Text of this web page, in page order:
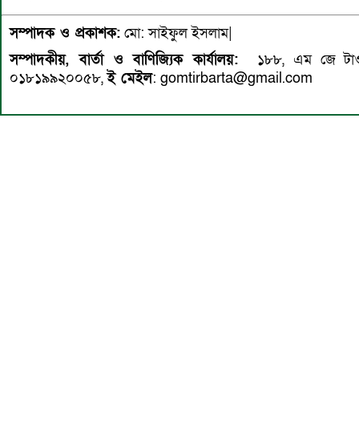
সম্পাদক ও প্রকাশক: মো: সাইফুল ইসলাম|
সম্পাদকীয়, বার্তা ও বাণিজ্যিক কার্যালয়:
১৮৮, এম জে
০১৮১৯৯২০০৫৮,ই মেইল: gomtirbarta@gmail.com